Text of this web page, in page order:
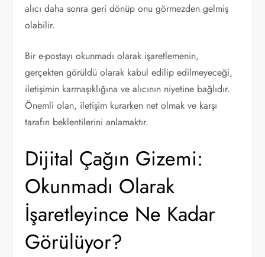
alıcı daha sonra geri dönüp onu görmezden gelmiş
olabilir.
Bir e-postayı okunmadı olarak işaretlemenin,
gerçekten görüldü olarak kabul edilip edilmeyeceği,
iletişimin karmaşıklığına ve alıcının niyetine bağlıdır.
Önemli olan, iletişim kurarken net olmak ve karşı
tarafın beklentilerini anlamaktır.
Dijital Çağın Gizemi:
Okunmadı Olarak
İşaretleyince Ne Kadar
Görülüyor?